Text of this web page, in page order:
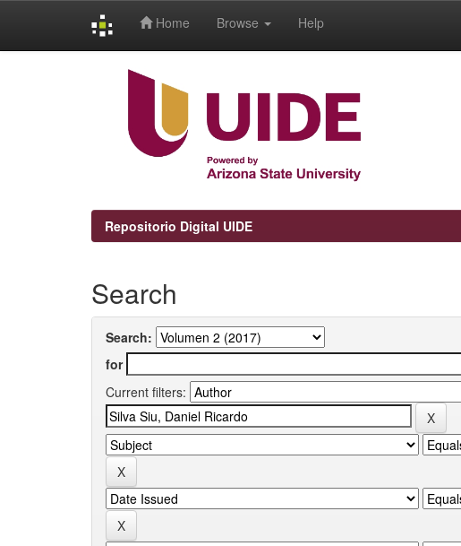
Home Browse Help
Repositorio Digital UIDE
Search
Search:
for
Current filters: